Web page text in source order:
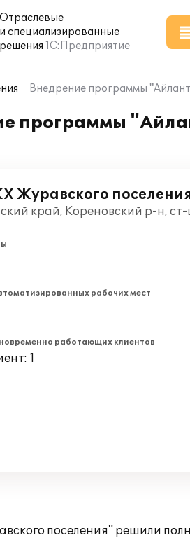
Отраслевые
и специализированные
решения 1С:Предприятие
Внедрение программы
программы
Журавского
край, Кореновский р-н,
рабочих мест
работающих клиентов
1
поселения" решили